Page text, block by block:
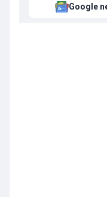
Google